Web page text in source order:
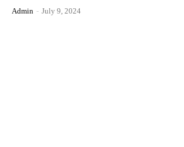
Admin - July 9, 2024